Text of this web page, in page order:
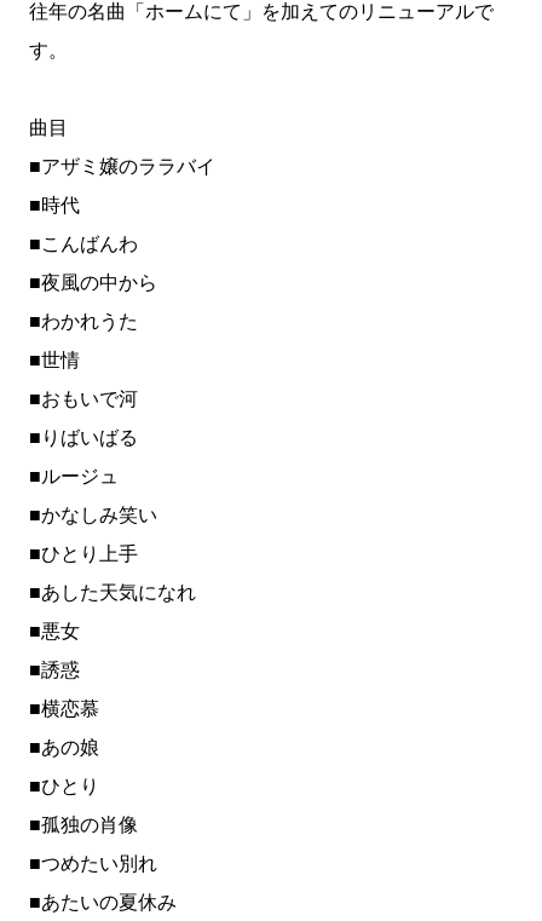
往年の名曲「ホームにて」を加えてのリニューアルで
す。
曲目
■アザミ嬢のララバイ
■時代
■こんばんわ
■夜風の中から
■わかれうた
■世情
■おもいで河
■りばいばる
■ルージュ
■かなしみ笑い
■ひとり上手
■あした天気になれ
■悪女
■誘惑
■横恋慕
■あの娘
■ひとり
■孤独の肖像
■つめたい別れ
■あたいの夏休み